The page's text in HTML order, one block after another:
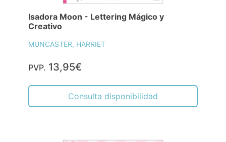
Isadora Moon - Lettering Mágico y
Creativo
MUNCASTER, HARRIET
PVP. 13,95€
Consulta disponibilidad